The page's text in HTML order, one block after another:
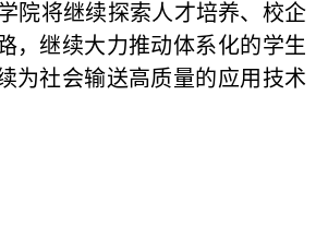
院将继续探索人才培养、校企
，继续大力推动体系化的学生
为社会输送高质量的应用技术